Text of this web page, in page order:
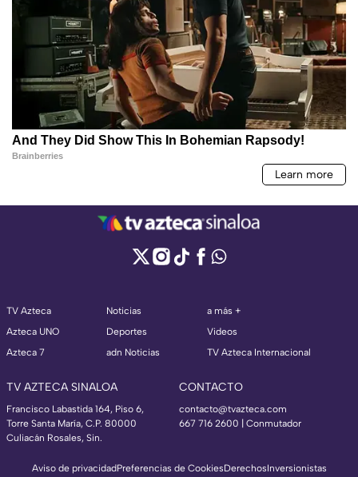
TV Azteca
Azteca UNO
Azteca 7
Noticias
Deportes
adn Noticias
a más +
Videos
TV Azteca Internacional
TV AZTECA SINALOA
Francisco Labastida 164, Piso 6,
Torre Santa María, C.P. 80000
Culiacán Rosales, Sin.
CONTACTO
contacto@tvazteca.com
667 716 2600 | Conmutador
Aviso de privacidadPreferencias de CookiesDerechosInversionistas